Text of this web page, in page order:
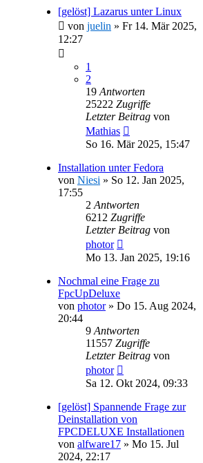
[gelöst] Lazarus unter Linux
von juelin » Fr 14. Mär 2025,
12:27
1
2
19 Antworten
25222 Zugriffe
Letzter Beitrag von
Mathias
So 16. Mär 2025, 15:47
Installation unter Fedora
von Niesi » So 12. Jan 2025,
17:55
2 Antworten
6212 Zugriffe
Letzter Beitrag von
photor
Mo 13. Jan 2025, 19:16
Nochmal eine Frage zu
FpcUpDeluxe
von photor» Do 15. Aug 2024,
20:44
9 Antworten
11557 Zugriffe
Letzter Beitrag von
photor
Sa 12. Okt 2024, 09:33
[gelöst] Spannende Frage zur
Deinstallation von
FPCDELUXE Installationen
von alfware17 » Mo 15. Jul
2024, 22:17